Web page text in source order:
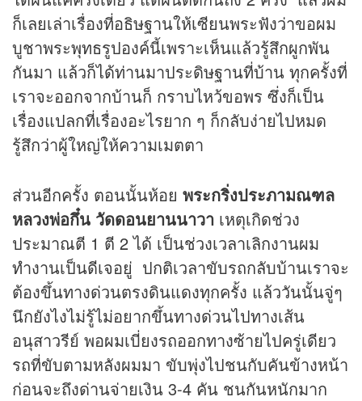
ก็เลยเล่าเรื่องที่อธิษฐานให้เซียนพระฟังว่าขอผม
บูชาพระพุทธรูปองค์นี้เพราะเห็นแล้วรู้สึกผูกพัน
กันมา แล้วก็ได้ท่านมาประดิษฐานที่บ้าน ทุกครั้งที่
เราจะออกจากบ้านก็ กราบไหว้ขอพร ซึ่งก็เป็น
เรื่องแปลกที่เรื่องอะไรยาก ๆ ก็กลับง่ายไปหมด
รู้สึกว่าผู้ใหญ่ให้ความเมตตา
ส่วนอีกครั้ง ตอนนั้นห้อย พระกริ่งประภามณฑล
หลวงพ่อกึ๋น วัดดอนยานนาวา เหตุเกิดช่วง
ประมาณตี 1 ตี 2 ได้ เป็นช่วงเวลาเลิกงานผม
ทำงานเป็นดีเจอยู่ ปกติเวลาขับรถกลับบ้านเราจะ
ต้องขึ้นทางด่วนตรงดินแดงทุกครั้ง แล้ววันนั้นจู่ๆ
นึกยังไงไม่รู้ไม่อยากขึ้นทางด่วนไปทางเส้น
อนุสาวรีย์ พอผมเบี่ยงรถออกทางซ้ายไปครู่เดียว
รถที่ขับตามหลังผมมา ขับพุ่งไปชนกับคันข้างหน้า
ก่อนจะถึงด่านจ่ายเงิน 3-4 คัน ชนกันหนักมาก